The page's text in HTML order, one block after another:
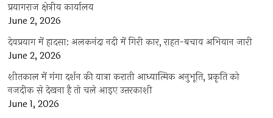
प्रयागराज क्षेत्रीय कार्यालय
June 2, 2026
देवप्रयाग में हादसा: अलकनंदा नदी में गिरी कार, राहत-बचाव अभियान जारी
June 2, 2026
शीतकाल में गंगा दर्शन की यात्रा कराती आध्यात्मिक अनुभूति, प्रकृति को
नजदीक से देखना है तो चले आइए उत्तरकाशी
June 1, 2026